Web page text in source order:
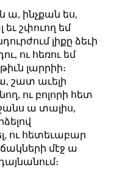
ա, ինչքան ես,
եւ շփուող եմ
լիքը ձեւի
ու հեռու եմ
լարրիի։
շատ աւելի
ու բոլորի հետ
շանս ա տալիս,
ու հետեւաբար
մէջ ա